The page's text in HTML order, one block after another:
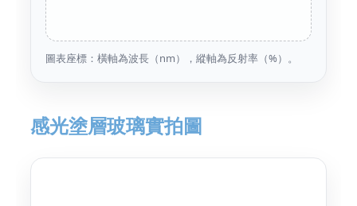
圖表座標：橫軸為波長（nm），縱軸為反射率（%）。
感光塗層玻璃實拍圖